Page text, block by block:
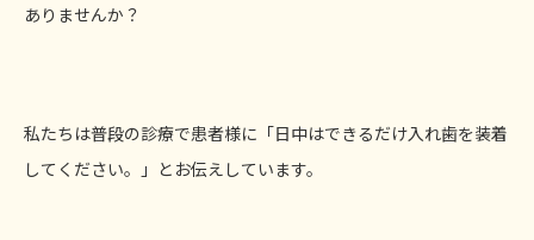
ありませんか？
私たちは普段の診療で患者様に「日中はできるだけ入れ歯を装着
してください。」とお伝えしています。